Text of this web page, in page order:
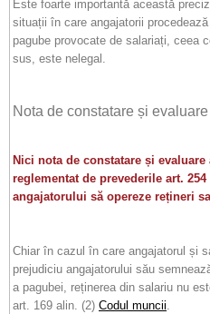
Este foarte importantă această
situații în care angajatorii
pagube provocate de salariați, ceea
sus, este nelegal.
Nota de constatare și
Nici nota de constatare și
reglementat de prevederile art.
angajatorului să opereze rețineri
Chiar în cazul în care angajatorul și
prejudiciu angajatorului său
a pagubei, reținerea din salariu nu
art. 169 alin. (2) Codul muncii.